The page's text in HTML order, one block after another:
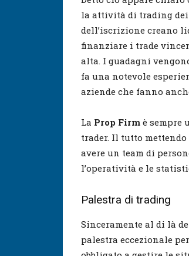
la attività di trading
dell’iscrizione creano
finanziare i trade
alta. I guadagni
fa una notevole
aziende che fanno
La Prop Firm è sempre
trader. Il tutto
avere un team di
l’operatività e le
Palestra di trading
Sinceramente al di là
palestra eccezionale